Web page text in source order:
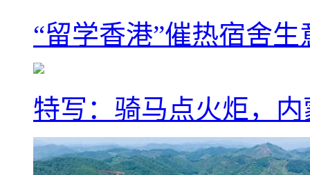
“留学香港”催热宿舍
特写：骑马点火炬，